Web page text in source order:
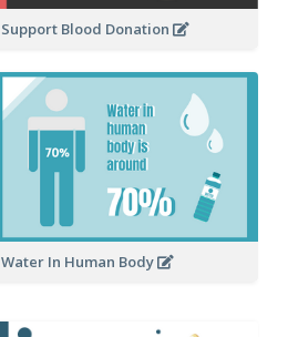
Support Blood Donation
Water In Human Body